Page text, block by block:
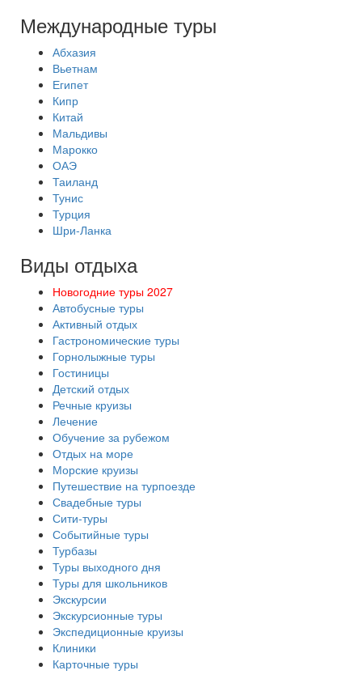
Международные туры
Абхазия
Вьетнам
Египет
Кипр
Китай
Мальдивы
Марокко
ОАЭ
Таиланд
Тунис
Турция
Шри-Ланка
Виды отдыха
Новогодние туры 2027
Автобусные туры
Активный отдых
Гастрономические туры
Горнолыжные туры
Гостиницы
Детский отдых
Речные круизы
Лечение
Обучение за рубежом
Отдых на море
Морские круизы
Путешествие на турпоезде
Свадебные туры
Сити-туры
Событийные туры
Турбазы
Туры выходного дня
Туры для школьников
Экскурсии
Экскурсионные туры
Экспедиционные круизы
Клиники
Карточные туры